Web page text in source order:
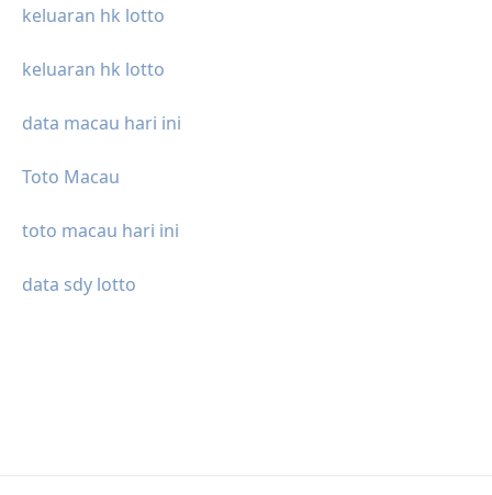
keluaran hk lotto
keluaran hk lotto
data macau hari ini
Toto Macau
toto macau hari ini
data sdy lotto